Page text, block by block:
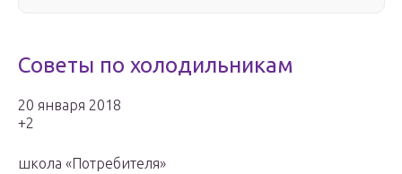
Советы по холодильникам
20 января 2018
+2
школа «Потребителя»